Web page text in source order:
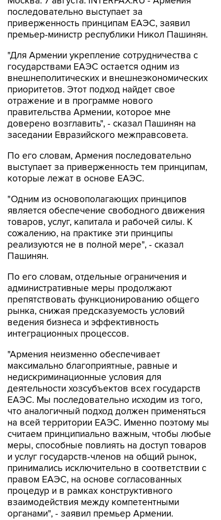
последовательно выступает за
приверженность принципам ЕАЭС, заявил
премьер-министр республики Никол Пашинян.
"Для Армении укрепление сотрудничества с
государствами ЕАЭС остается одним из
внешнеполитических и внешнеэкономических
приоритетов. Этот подход найдет свое
отражение и в программе нового
правительства Армении, которое мне
доверено возглавить", - сказал Пашинян на
заседании Евразийского межправсовета.
По его словам, Армения последовательно
выступает за приверженность тем принципам,
которые лежат в основе ЕАЭС.
"Одним из основополагающих принципов
является обеспечение свободного движения
товаров, услуг, капитала и рабочей силы. К
сожалению, на практике эти принципы
реализуются не в полной мере", - сказал
Пашинян.
По его словам, отдельные ограничения и
административные меры продолжают
препятствовать функционированию общего
рынка, снижая предсказуемость условий
ведения бизнеса и эффективность
интеграционных процессов.
"Армения неизменно обеспечивает
максимально благоприятные, равные и
недискриминационные условия для
деятельности хозсубъектов всех государств
ЕАЭС. Мы последовательно исходим из того,
что аналогичный подход должен применяться
на всей территории ЕАЭС. Именно поэтому мы
считаем принципиально важным, чтобы любые
меры, способные повлиять на доступ товаров
и услуг государств-членов на общий рынок,
принимались исключительно в соответствии с
правом ЕАЭС, на основе согласованных
процедур и в рамках конструктивного
взаимодействия между компетентными
органами", - заявил премьер Армении.